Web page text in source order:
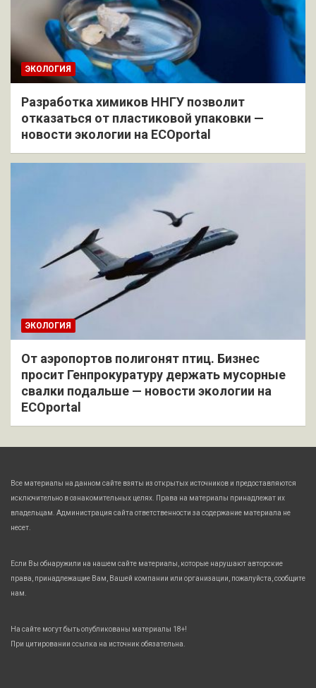
ЭКОЛОГИЯ
Разработка химиков ННГУ позволит
отказаться от пластиковой упаковки —
новости экологии на ECOportal
ЭКОЛОГИЯ
От аэропортов полигонят птиц. Бизнес
просит Генпрокуратуру держать мусорные
свалки подальше — новости экологии на
ECOportal
Все материалы на данном сайте взяты из открытых источников и предоставляются
исключительно в ознакомительных целях. Права на материалы принадлежат их
владельцам. Администрация сайта ответственности за содержание материала не
несет.
Если Вы обнаружили на нашем сайте материалы, которые нарушают авторские
права, принадлежащие Вам, Вашей компании или организации, пожалуйста, сообщите
нам.
На сайте могут быть опубликованы материалы 18+!
При цитировании ссылка на источник обязательна.